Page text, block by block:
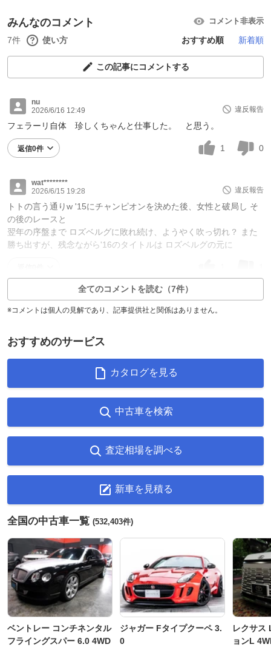
みんなのコメント コメント非表示
7件 使い方 おすすめ順 新着順
この記事にコメントする
nu
2026/6/16 12:49
違反報告
フェラーリ自体 珍しくちゃんと仕事した。 と思う。
返信0件 1 0
wat********
2026/6/15 19:28
違反報告
トトの言う通りw '15にチャンピオンを決めた後、女性と破局し そ
の後のレースと
翌年の序盤まで ロズベルグに敗れ続け、ようやく吹っ切れ？ また
勝ち出すが、残念ながら'16のタイトルは ロズベルグの元に
全てのコメントを読む（7件）
※コメントは個人の見解であり、記事提供社と関係はありません。
おすすめのサービス
カタログを見る
中古車を検索
査定相場を調べる
新車を見積る
全国の中古車一覧 (532,403件)
ベントレー コンチネンタル
フライングスパー 6.0 4WD
ジャガー Fタイプクーペ 3.
0
レクサス
ョンL